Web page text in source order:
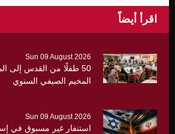
اقرأ أيضاً
Sun 09 August 2026
50 طفلًا من القدس إلى
المخيم الصيفي السنوي
Sun 09 August 2026
استنفار غير مسبوق في